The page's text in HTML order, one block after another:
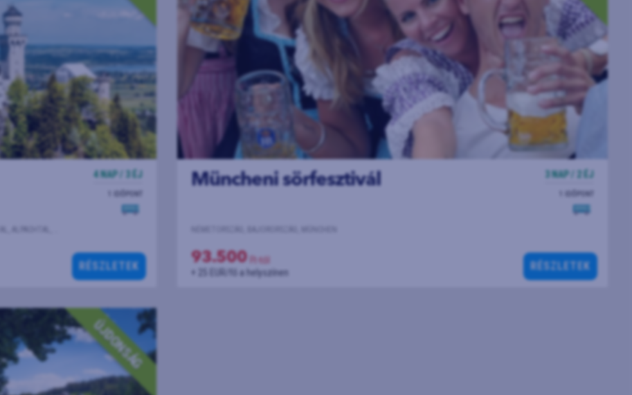
4 NAP / 3 ÉJ
1 IDŐPONT
RÉSZLETEK
Müncheni sörfesztivál
93.500
+ 25 EUR/fő a helyszínen
3 NAP / 2 ÉJ
1 IDŐPONT
RÉSZLETEK
ÚJDONSÁG